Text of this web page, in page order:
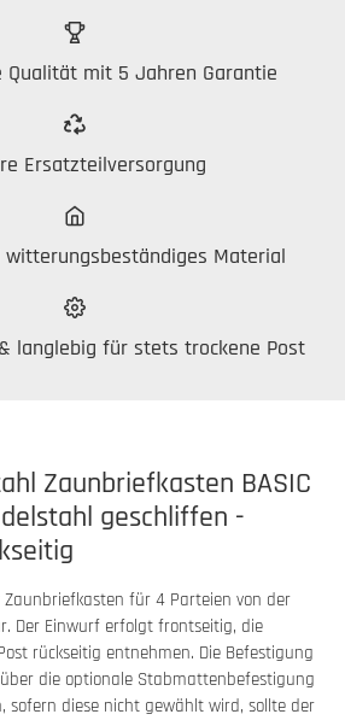
Qualität mit 5 Jahren Garantie
Ersatzteilversorgung
witterungsbeständiges Material
langlebig für stets trockene Post
Zaunbriefkasten BASIC
geschliffen -
für 4 Parteien von der
Der Einwurf erfolgt frontseitig, die
rückseitig entnehmen. Die Befestigung
die optionale Stabmattenbefestigung
sofern diese nicht gewählt wird, sollte der